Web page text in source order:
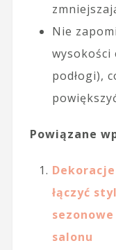
Nie
wysokości
podłogi),
Powiązane
łączyć
salonu